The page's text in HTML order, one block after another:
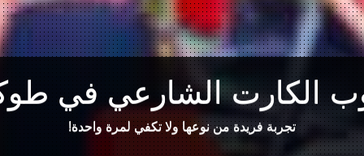
الكارت الشارعي في
تجربة فريدة من نوعها ولا تكفي لمرة واحدة!